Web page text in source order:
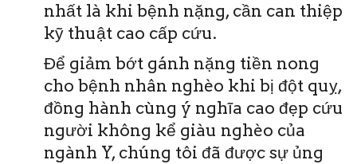
nhất là khi bệnh nặng, cần can thiệp
kỹ thuật cao cấp cứu.
Để giảm bớt gánh nặng tiền nong
cho bệnh nhân nghèo khi bị đột quỵ,
đồng hành cùng ý nghĩa cao đẹp cứu
người không kể giàu nghèo của
ngành Y, chúng tôi đã được sự ủng